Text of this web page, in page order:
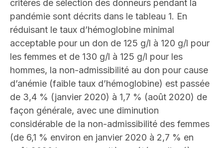
critères de sélection des donneurs pendant la
pandémie sont décrits dans le tableau 1. En
réduisant le taux d’hémoglobine minimal
acceptable pour un don de 125 g/l à 120 g/l pour
les femmes et de 130 g/l à 125 g/l pour les
hommes, la non-admissibilité au don pour cause
d’anémie (faible taux d’hémoglobine) est passée
de 3,4 % (janvier 2020) à 1,7 % (août 2020) de
façon générale, avec une diminution
considérable de la non-admissibilité des femmes
(de 6,1 % environ en janvier 2020 à 2,7 % en